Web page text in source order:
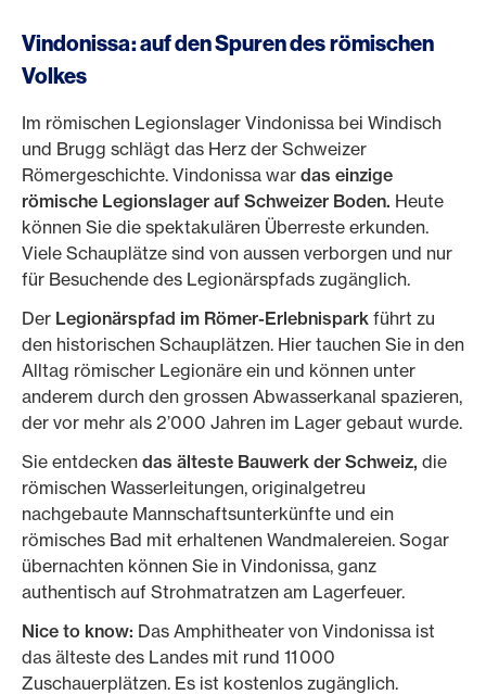
Vindonissa: auf den Spuren des römischen
Volkes
Im römischen Legionslager Vindonissa bei Windisch
und Brugg schlägt das Herz der Schweizer
Römergeschichte. Vindonissa war das einzige
römische Legionslager auf Schweizer Boden. Heute
können Sie die spektakulären Überreste erkunden.
Viele Schauplätze sind von aussen verborgen und nur
für Besuchende des Legionärspfads zugänglich.
Der Legionärspfad im Römer-Erlebnispark führt zu
den historischen Schauplätzen. Hier tauchen Sie in den
Alltag römischer Legionäre ein und können unter
anderem durch den grossen Abwasserkanal spazieren,
der vor mehr als 2’000 Jahren im Lager gebaut wurde.
Sie entdecken das älteste Bauwerk der Schweiz, die
römischen Wasserleitungen, originalgetreu
nachgebaute Mannschaftsunterkünfte und ein
römisches Bad mit erhaltenen Wandmalereien. Sogar
übernachten können Sie in Vindonissa, ganz
authentisch auf Strohmatratzen am Lagerfeuer.
Nice to know: Das Amphitheater von Vindonissa ist
das älteste des Landes mit rund 11 000
Zuschauerplätzen. Es ist kostenlos zugänglich.